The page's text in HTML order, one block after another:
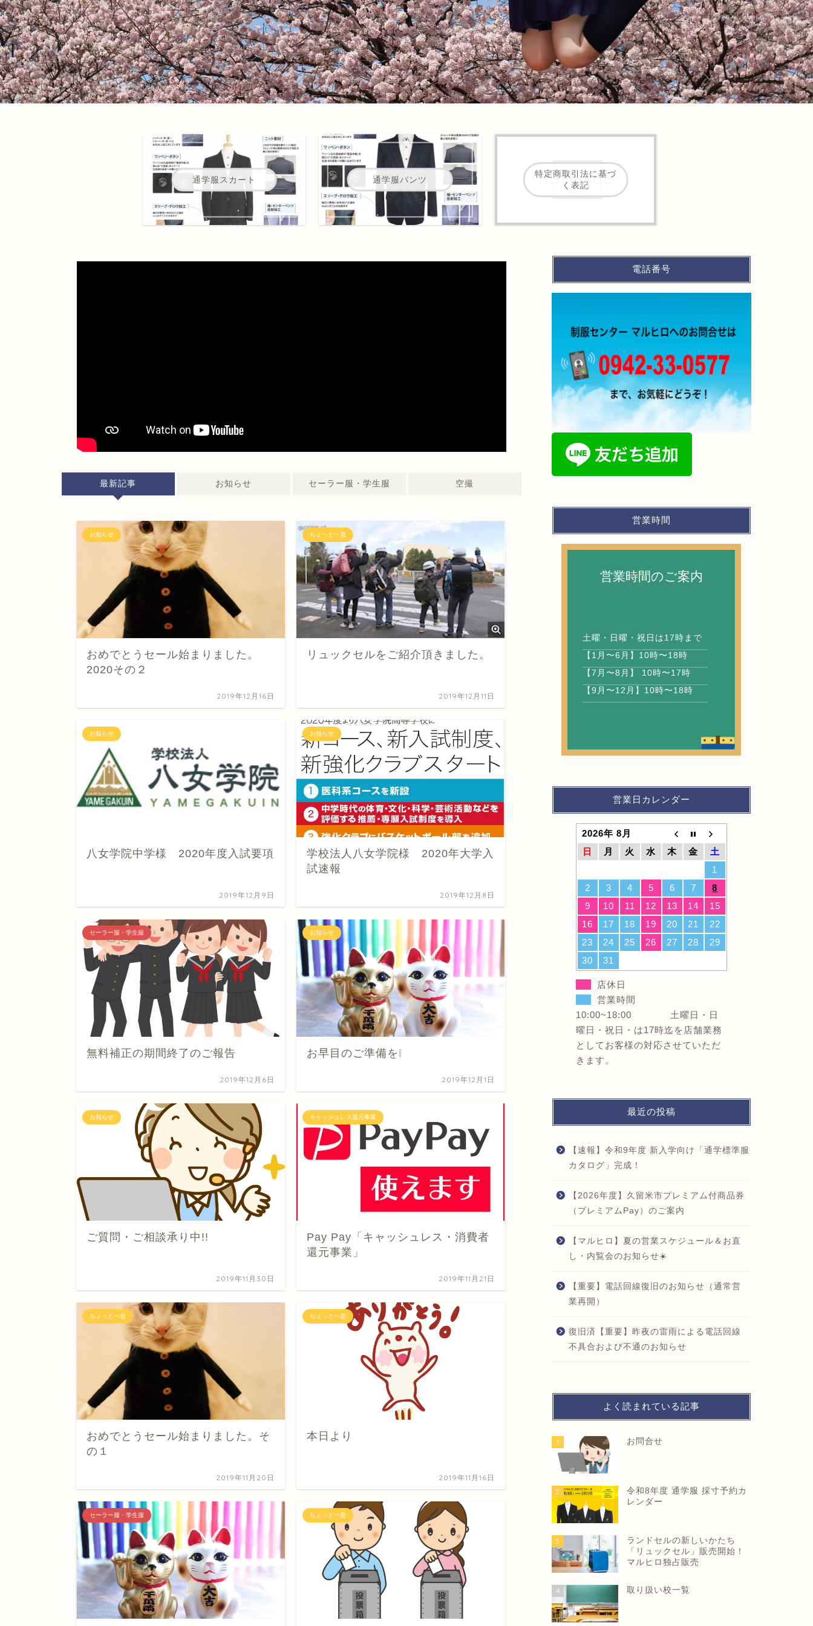
通学服スカート 通学服パンツ
特定商取引法に基づ
く表記
最新記事 お知らせ セーラー服・学生服 空撮
お知らせ
おめでとうセール始まりました。
2020その２
2019年12月16日
ちょっと一息
リュックセルをご紹介頂きました。
2019年12月11日
お知らせ
八女学院中学様 2020年度入試要項
2019年12月9日
お知らせ
学校法人八女学院様 2020年大学入
試速報
2019年12月8日
セーラー服・学生服
無料補正の期間終了のご報告
2019年12月6日
お知らせ
お早目のご準備を❕
2019年12月1日
お知らせ
ご質問・ご相談承り中!!
2019年11月30日
キャッシュレス還元事業
Pay Pay「キャッシュレス・消費者
還元事業」
2019年11月21日
ちょっと一息
おめでとうセール始まりました。そ
の１
2019年11月20日
ちょっと一息
本日より
2019年11月16日
セーラー服・学生服 ちょっと一息
お知らせ
【速報】令和9年度 新入学向け「通
学標準服カタログ」完成！
2026年7月5日
【マルヒロ】夏の営業スケジュール
2026年6月28日
復旧済【重要】昨夜の雷雨による電
話回線不具合および不通のお知らせ
マルヒロ厳選米「こめ光っちゃん」
お知らせ
20%お得にお買い物！久留米市プレ
受付スタート
お知らせ
電話番号
営業時間
営業時間のご案内
土曜・日曜・祝日は17時まで
【1月〜6月】10時〜18時
【7月〜8月】 10時〜17時
【9月〜12月】10時〜18時
営業日カレンダー
2026年 8月
日
月 火 水 木 金
土
1
2
3 4 5 6 7
8
9
10 11 12 13 14
15
16
17 18 19 20 21
22
23
24 25 26 27 28
29
30
31
店休日
営業時間
10:00~18:00 土曜日・日
曜日・祝日・は17時迄を店舗業務
としてお客様の対応させていただ
きます。
最近の投稿
【速報】令和9年度 新入学向け「通学標準服
カタログ」完成！
【2026年度】久留米市プレミアム付商品券
（プレミアムPay）のご案内
【マルヒロ】夏の営業スケジュール＆お直
し・内覧会のお知らせ☀️
【重要】電話回線復旧のお知らせ（通常営
業再開）
復旧済【重要】昨夜の雷雨による電話回線
不具合および不通のお知らせ
よく読まれている記事
1 お問合せ
2
令和8年度 通学服 採寸予約カ
レンダー
3
ランドセルの新しいかたち
「リュックセル」販売開始！
マルヒロ独占販売
4 取り扱い校一覧